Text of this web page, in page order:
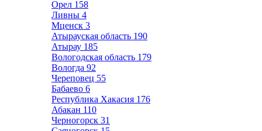
Орел 158
Ливны 4
Мценск 3
Атырауская область 190
Атырау 185
Вологодская область 179
Вологда 92
Череповец 55
Бабаево 6
Республика Хакасия 176
Абакан 110
Черногорск 31